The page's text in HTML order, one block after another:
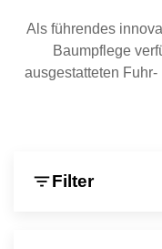
Als führendes
Baumpflege
ausgestatteten Fuhr-
filter_listFilter